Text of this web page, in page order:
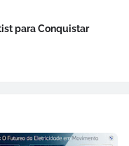
para Conquistar